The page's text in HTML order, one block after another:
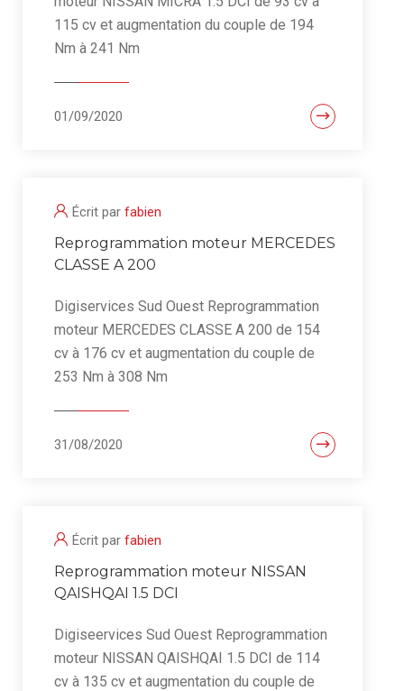
115 cv et augmentation du couple de 194
Nm à 241 Nm
01/09/2020
Écrit par fabien
Reprogrammation moteur MERCEDES
CLASSE A 200
Digiservices Sud Ouest Reprogrammation
moteur MERCEDES CLASSE A 200 de 154
cv à 176 cv et augmentation du couple de
253 Nm à 308 Nm
31/08/2020
Écrit par fabien
Reprogrammation moteur NISSAN
QAISHQAI 1.5 DCI
Digiseervices Sud Ouest Reprogrammation
moteur NISSAN QAISHQAI 1.5 DCI de 114
cv à 135 cv et augmentation du couple de